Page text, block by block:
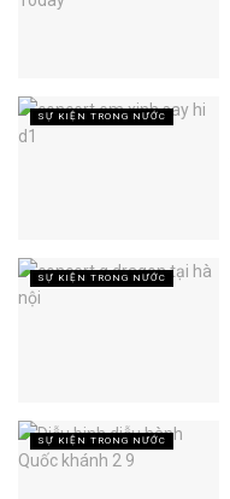
SỰ KIỆN TRONG NƯỚC
SỰ KIỆN TRONG NƯỚC
SỰ KIỆN TRONG NƯỚC